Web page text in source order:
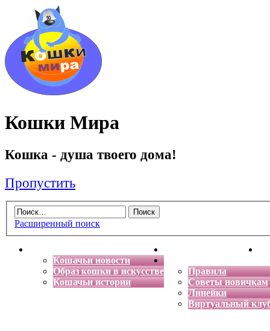
Кошки Мира
Кошка - душа твоего дома!
Пропустить
Расширенный поиск
Кошачьи новости
Образ кошки в искусстве
Кошачьи истории
Энциклопедия кошек
Правила
Советы новичкам
Линейки
Виртуальный